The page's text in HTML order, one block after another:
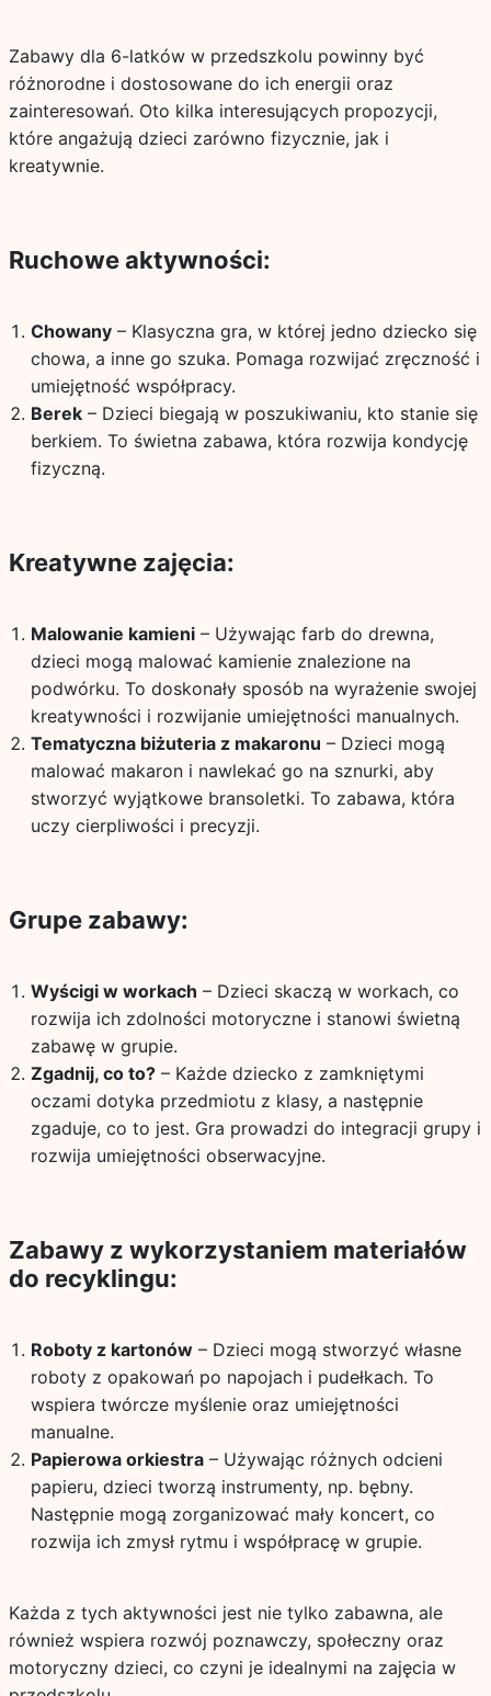
Zabawy dla 6-latków w przedszkolu powinny być
różnorodne i dostosowane do ich energii oraz
zainteresowań. Oto kilka interesujących propozycji,
które angażują dzieci zarówno fizycznie, jak i
kreatywnie.
Ruchowe aktywności:
Chowany– Klasyczna gra, w której jedno dziecko się
chowa, a inne go szuka. Pomaga rozwijać zręczność i
umiejętność współpracy.
Berek– Dzieci biegają w poszukiwaniu, kto stanie się
berkiem. To świetna zabawa, która rozwija kondycję
fizyczną.
Kreatywne zajęcia:
Malowanie kamieni– Używając farb do drewna,
dzieci mogą malować kamienie znalezione na
podwórku. To doskonały sposób na wyrażenie swojej
kreatywności i rozwijanie umiejętności manualnych.
Tematyczna biżuteria z makaronu – Dzieci mogą
malować makaron i nawlekać go na sznurki, aby
stworzyć wyjątkowe bransoletki. To zabawa, która
uczy cierpliwości i precyzji.
Grupe zabawy:
Wyścigi w workach – Dzieci skaczą w workach, co
rozwija ich zdolności motoryczne i stanowi świetną
zabawę w grupie.
Zgadnij, co to?– Każde dziecko z zamkniętymi
oczami dotyka przedmiotu z klasy, a następnie
zgaduje, co to jest. Gra prowadzi do integracji grupy i
rozwija umiejętności obserwacyjne.
Zabawy z wykorzystaniem materiałów
do recyklingu:
Roboty z kartonów– Dzieci mogą stworzyć własne
roboty z opakowań po napojach i pudełkach. To
wspiera twórcze myślenie oraz umiejętności
manualne.
Papierowa orkiestra– Używając różnych odcieni
papieru, dzieci tworzą instrumenty, np. bębny.
Następnie mogą zorganizować mały koncert, co
rozwija ich zmysł rytmu i współpracę w grupie.
Każda z tych aktywności jest nie tylko zabawna, ale
również wspiera rozwój poznawczy, społeczny oraz
motoryczny dzieci, co czyni je idealnymi na zajęcia w